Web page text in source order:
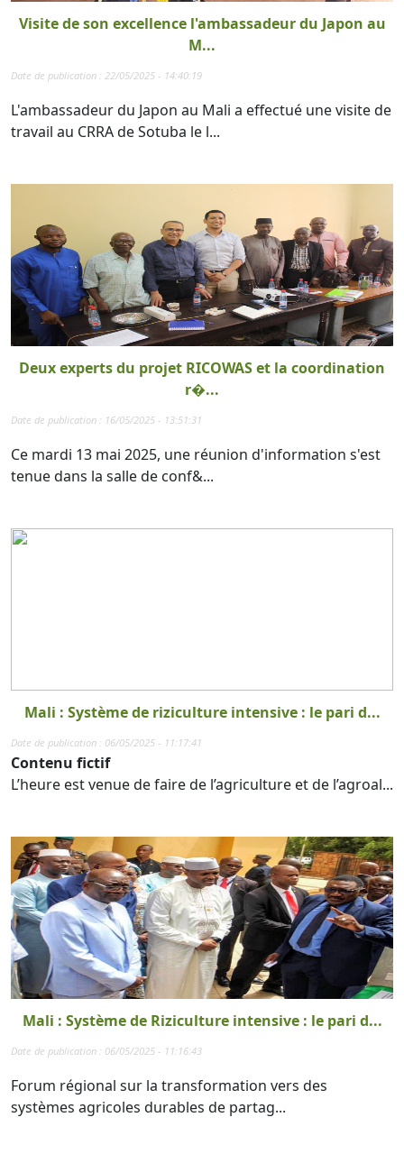
Visite de son excellence l'ambassadeur du Japon au
M...
Date de publication : 22/05/2025 - 14:40:19
L'ambassadeur du Japon au Mali a effectué une visite de
travail au CRRA de Sotuba le l...
Deux experts du projet RICOWAS et la coordination
r�...
Date de publication : 16/05/2025 - 13:51:31
Ce mardi 13 mai 2025, une réunion d'information s'est
tenue dans la salle de conf&...
Mali : Système de riziculture intensive : le pari d...
Date de publication : 06/05/2025 - 11:17:41
Contenu fictif
L’heure est venue de faire de l’agriculture et de l’agroal...
Mali : Système de Riziculture intensive : le pari d...
Date de publication : 06/05/2025 - 11:16:43
Forum régional sur la transformation vers des
systèmes agricoles durables de partag...